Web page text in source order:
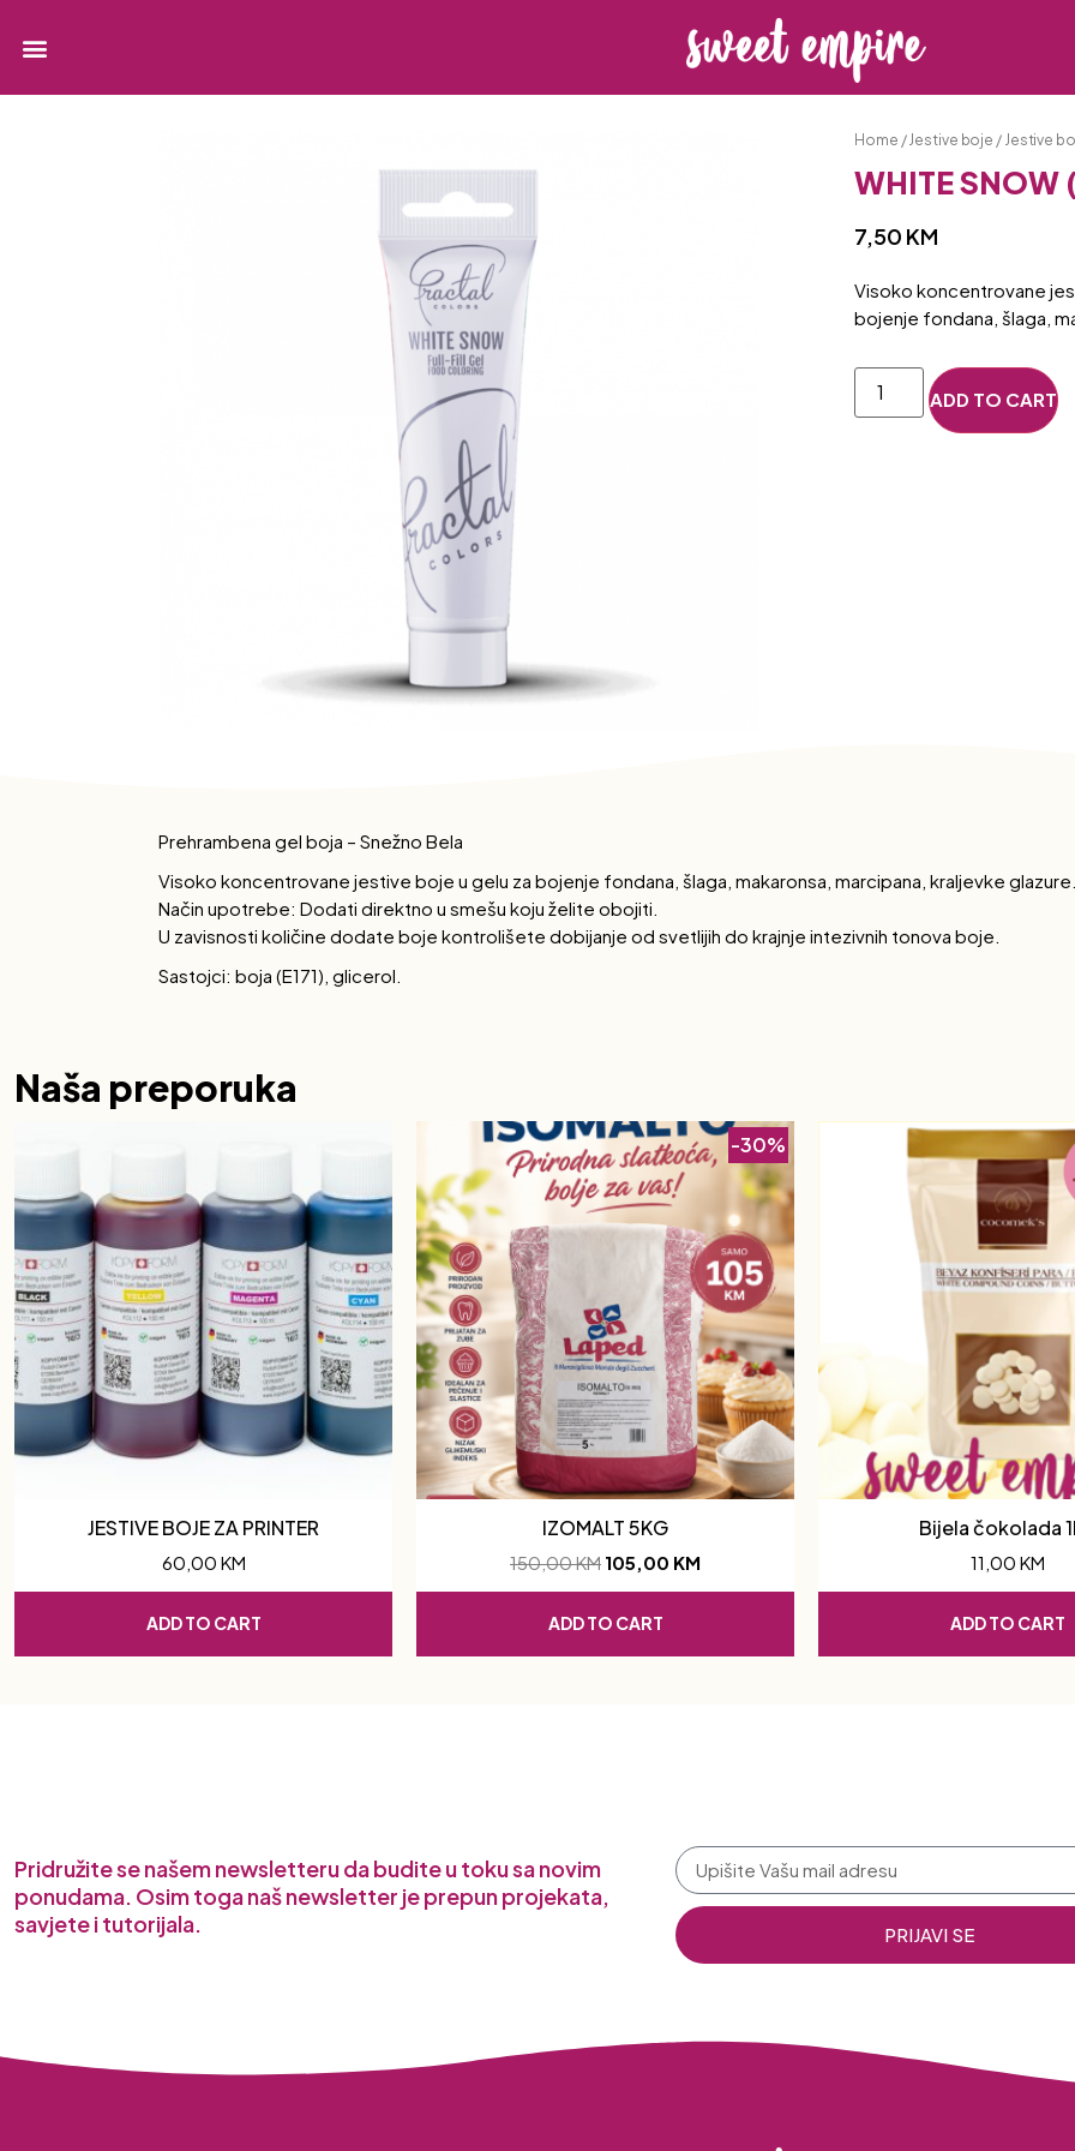
Home /Jestive boje / Jestive
WHITE SNOW
7,50 KM
Visoko koncentrovane
bojenje fondana, šlaga,
ADD TO CART
Prehrambena gel boja – Snežno Bela
Visoko koncentrovane jestive boje u gelu za bojenje fondana, šlaga, makaronsa, marcipana, kraljevke
Način upotrebe: Dodati direktno u smešu koju želite obojiti.
U zavisnosti količine dodate boje kontrolišete dobijanje od svetlijih do krajnje intezivnih tonova boje.
Sastojci: boja (E171), glicerol.
Naša preporuka
JESTIVE BOJE ZA PRINTER
60,00 KM
ADD TO CART
-30%
IZOMALT 5KG
150,00KM 105,00 KM
ADD TO CART
Bijela čokolada
11,00 KM
ADD TO CART
Pridružite se našem newsletteru da budite u toku sa novim
ponudama. Osim toga naš newsletter je prepun projekata,
savjete i tutorijala.
PRIJAVI SE